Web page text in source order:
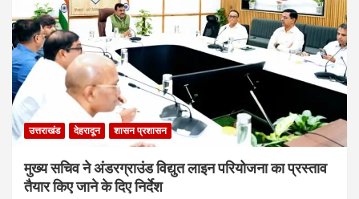
उत्तराखंड देहरादून शासन प्रशासन
मुख्य सचिव ने अंडरग्राउंड विद्युत लाइन परियोजना का प्रस्ताव
तैयार किए जाने के दिए निर्देश